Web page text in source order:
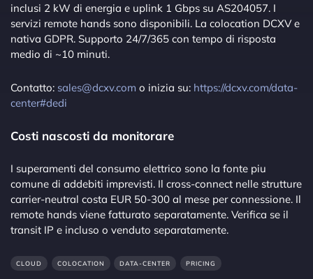
inclusi 2 kW di energia e uplink 1 Gbps su AS204057. I
servizi remote hands sono disponibili. La colocation DCXV e
nativa GDPR. Supporto 24/7/365 con tempo di risposta
medio di ~10 minuti.
Contatto: sales@dcxv.com o inizia su: https://dcxv.com/data-
center#dedi
Costi nascosti da monitorare
I superamenti del consumo elettrico sono la fonte piu
comune di addebiti imprevisti. Il cross-connect nelle strutture
carrier-neutral costa EUR 50-300 al mese per connessione. Il
remote hands viene fatturato separatamente. Verifica se il
transit IP e incluso o venduto separatamente.
CLOUD COLOCATION DATA-CENTER PRICING